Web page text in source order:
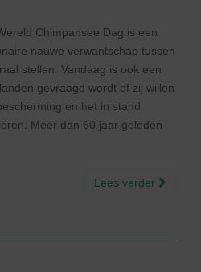
Chimpansee Dag is een
nauwe verwantschap tussen
stellen. Vandaag is ook een
gevraagd wordt of zij willen
en het in stand
Meer dan 60 jaar geleden
Lees verder